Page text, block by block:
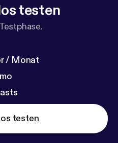
testen
/ Monat
testen